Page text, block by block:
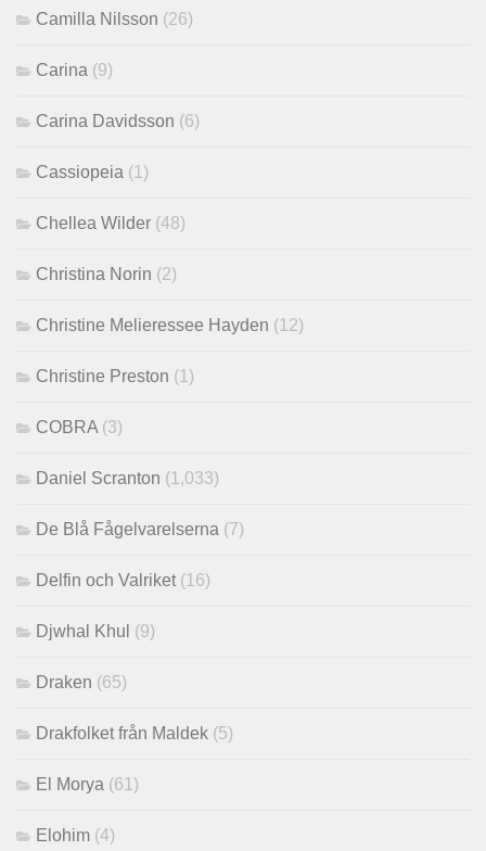
Camilla Nilsson (26)
Carina (9)
Carina Davidsson (6)
Cassiopeia (1)
Chellea Wilder (48)
Christina Norin (2)
Christine Melieressee Hayden (12)
Christine Preston (1)
COBRA (3)
Daniel Scranton (1,033)
De Blå Fågelvarelserna (7)
Delfin och Valriket (16)
Djwhal Khul (9)
Draken (65)
Drakfolket från Maldek (5)
El Morya (61)
Elohim (4)